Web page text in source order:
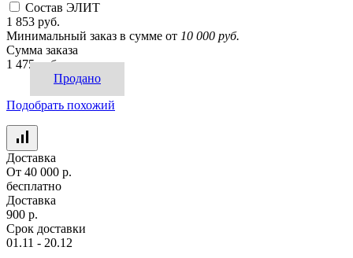
Состав ЭЛИТ
1 853 руб.
Минимальный заказ в сумме от 10 000 руб.
Сумма заказа
1 475 руб.
Продано
Подобрать похожий
Доставка
От 40 000 р.
бесплатно
Доставка
900 р.
Срок доставки
01.11 - 20.12